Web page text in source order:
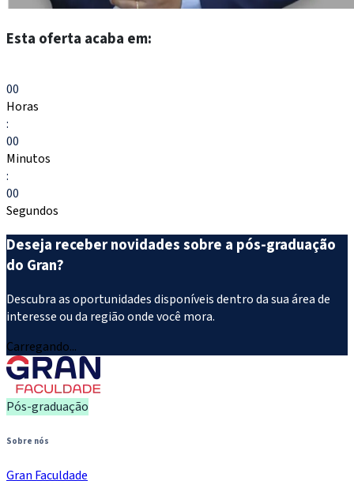
Esta oferta acaba em:
00
Horas
:
00
Minutos
:
00
Segundos
Deseja receber novidades sobre a pós-graduação
do Gran?
Descubra as oportunidades disponíveis dentro da sua área de
interesse ou da região onde você mora.
Carregando...
Pós-graduação
Sobre nós
Gran Faculdade